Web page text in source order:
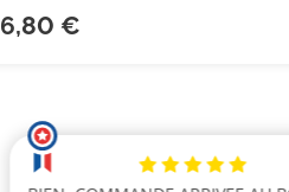
6,80 €